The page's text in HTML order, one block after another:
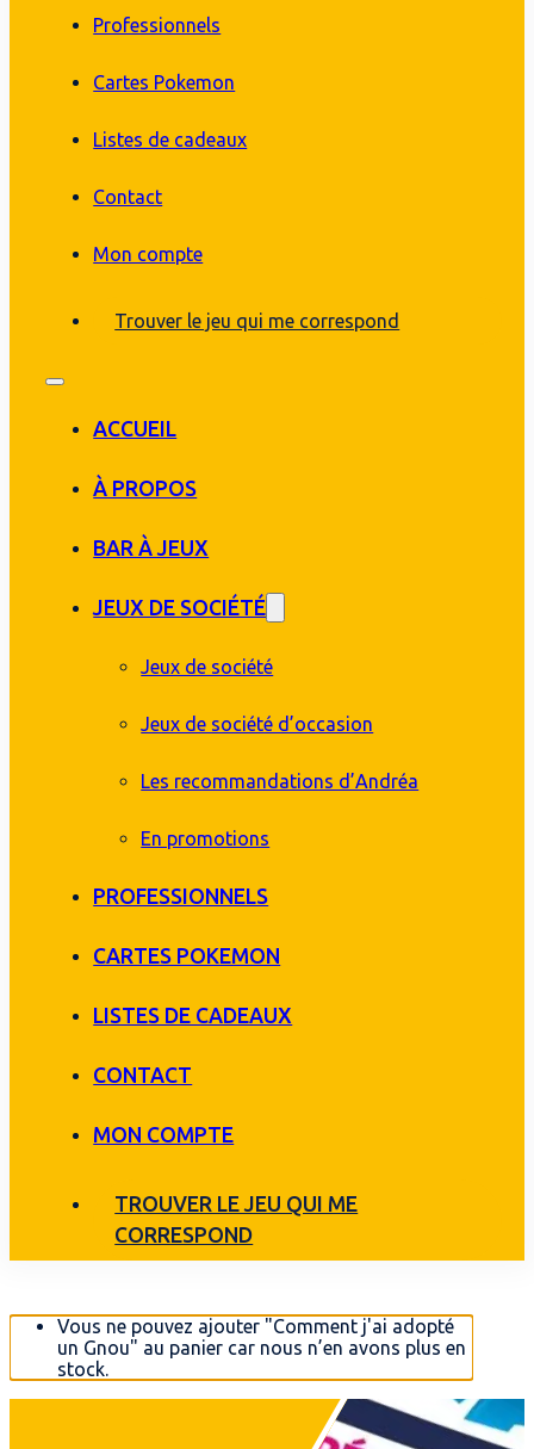
Professionnels
Cartes Pokemon
Listes de cadeaux
Contact
Mon compte
Trouver le jeu qui me correspond
ACCUEIL
À PROPOS
BAR À JEUX
JEUX DE SOCIÉTÉ
Jeux de société
Jeux de société d’occasion
Les recommandations d’Andréa
En promotions
PROFESSIONNELS
CARTES POKEMON
LISTES DE CADEAUX
CONTACT
MON COMPTE
TROUVER LE JEU QUI ME
CORRESPOND
Vous ne pouvez ajouter "Comment j'ai adopté
un Gnou" au panier car nous n’en avons plus en
stock.